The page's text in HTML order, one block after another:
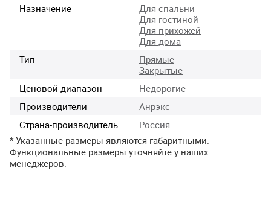
Назначение
Для спальни
Для гостиной
Для прихожей
Для дома
Тип
Прямые
Закрытые
Ценовой диапазон
Недорогие
Производители
Анрэкс
Страна-производитель
Россия
* Указанные размеры являются габаритными.
Функциональные размеры уточняйте у наших
менеджеров.